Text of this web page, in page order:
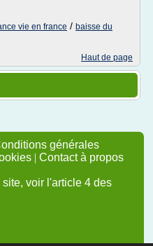
vie en france / baisse du
Haut de page
générales
| Contact à propos
voir l'article 4 des